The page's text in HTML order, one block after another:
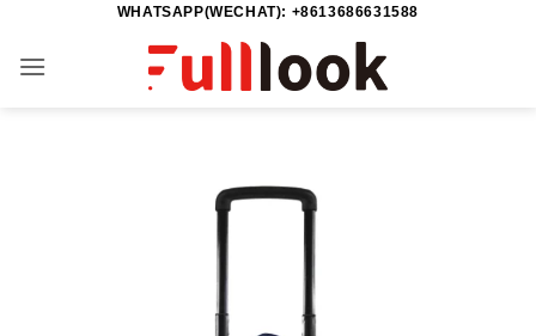
contenuti
WHATSAPP(WECHAT): +8613686631588